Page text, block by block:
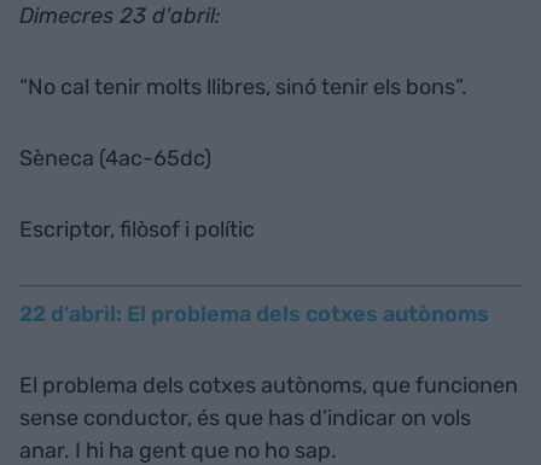
Dimecres 23 d'abril:
“No cal tenir molts llibres, sinó tenir els bons”.
Sèneca (4ac-65dc)
Escriptor, filòsof i polític
22 d'abril: El problema dels cotxes autònoms
El problema dels cotxes autònoms, que funcionen
sense conductor, és que has d’indicar on vols
anar. I hi ha gent que no ho sap.